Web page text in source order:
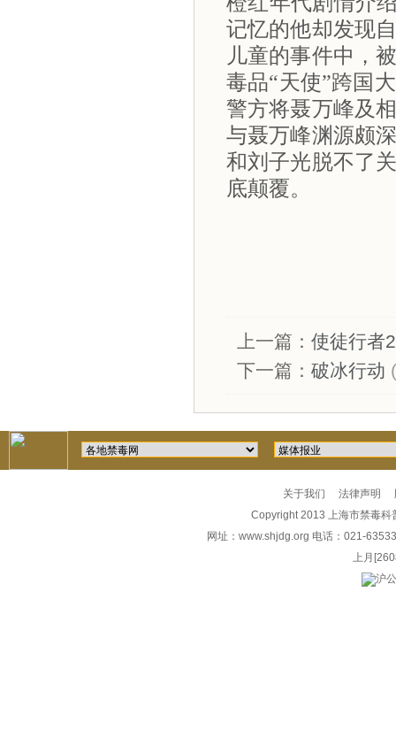
记忆的他却发现
儿童的事件中，
毒品“天使”跨国
警方将聂万峰及
与聂万峰渊源颇
和刘子光脱不了
底颠覆。
上一篇： 使徒行者2
下一篇： 破冰行动
关于我们 法律声明
Copyright 2013 上海市禁毒
网址： www.shjdg.org 电话：021-
上月
沪